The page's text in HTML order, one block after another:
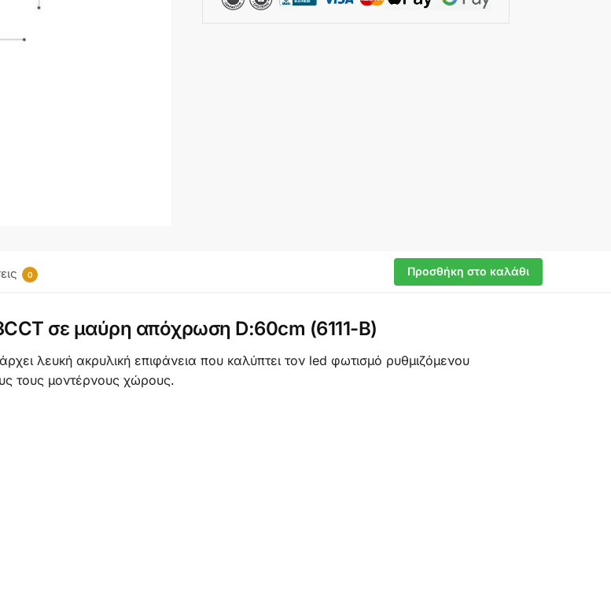
0 Προσθήκη στο καλάθι
σε μαύρη απόχρωση D:60cm (6111-B)
λευκή ακρυλική επιφάνεια που καλύπτει τον led φωτισμό ρυθμιζόμενου
τους μοντέρνους χώρους.